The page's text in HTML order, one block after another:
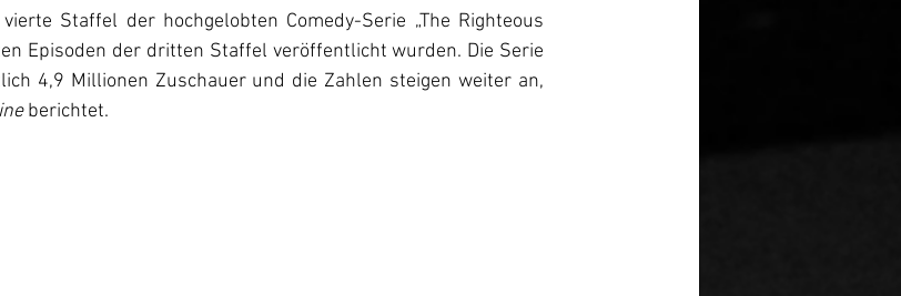
Staffel der hochgelobten Comedy-Serie „The Righteous
Episoden der dritten Staffel veröffentlicht wurden. Die Serie
4,9 Millionen Zuschauer und die Zahlen steigen weiter an,
berichtet.